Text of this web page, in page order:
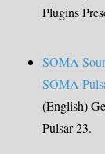
Plugins
SOMA
SOMA
(English)
Pulsar-23.